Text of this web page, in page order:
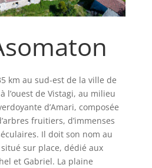
km au sud-est de la ville de
l’ouest de Vistagi, au milieu
d’Amari, composée
fruitiers, d’immenses
Il doit son nom au
sur place, dédié aux
et Gabriel. La plaine